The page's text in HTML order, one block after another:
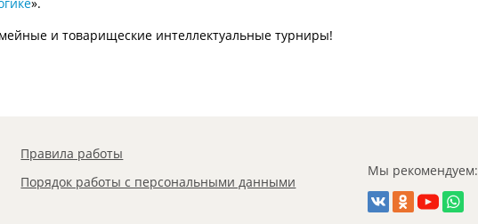
и товарищеские интеллектуальные турниры!
Правила работы
Порядок работы с персональными данными
Мы рекомендуем: